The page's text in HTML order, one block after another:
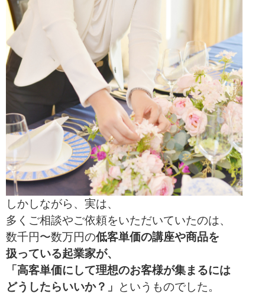
しかしながら、実は、
多くご相談やご依頼をいただいていたのは、
数千円〜数万円の低客単価の講座や商品を
扱っている起業家が、
「高客単価にして理想のお客様が集まるには
どうしたらいいか？」
というものでした。